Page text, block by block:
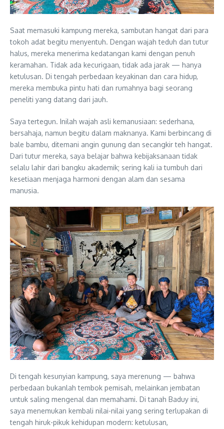
Saat memasuki kampung mereka, sambutan hangat dari para
tokoh adat begitu menyentuh. Dengan wajah teduh dan tutur
halus, mereka menerima kedatangan kami dengan penuh
keramahan. Tidak ada kecurigaan, tidak ada jarak — hanya
ketulusan. Di tengah perbedaan keyakinan dan cara hidup,
mereka membuka pintu hati dan rumahnya bagi seorang
peneliti yang datang dari jauh.
Saya tertegun. Inilah wajah asli kemanusiaan: sederhana,
bersahaja, namun begitu dalam maknanya. Kami berbincang di
bale bambu, ditemani angin gunung dan secangkir teh hangat.
Dari tutur mereka, saya belajar bahwa kebijaksanaan tidak
selalu lahir dari bangku akademik; sering kali ia tumbuh dari
kesetiaan menjaga harmoni dengan alam dan sesama
manusia.
Di tengah kesunyian kampung, saya merenung — bahwa
perbedaan bukanlah tembok pemisah, melainkan jembatan
untuk saling mengenal dan memahami. Di tanah Baduy ini,
saya menemukan kembali nilai-nilai yang sering terlupakan di
tengah hiruk-pikuk kehidupan modern: ketulusan,